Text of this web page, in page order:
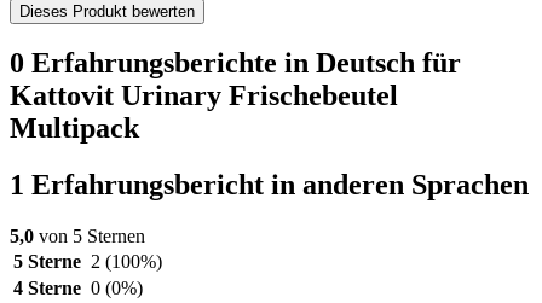
Dieses Produkt bewerten
0 Erfahrungsberichte in Deutsch für
Kattovit Urinary Frischebeutel
Multipack
1 Erfahrungsbericht in anderen Sprachen
5,0 von 5 Sternen
5 Sterne 2 (100%)
4 Sterne 0 (0%)